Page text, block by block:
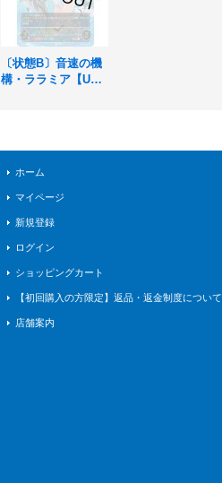
〔状態B〕音速の機
構・ララミア【U
ホーム
マイページ
新規登録
ログイン
ショッピングカート
【初回購入の方限定】返品・返金制度について
店舗案内